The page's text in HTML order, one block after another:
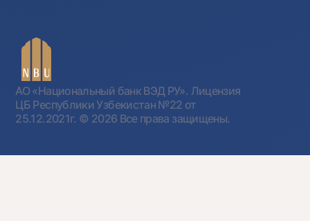
АО «Национальный банк ВЭД РУ». Лицензия
ЦБ Республики Узбекистан №22 от
25.12.2021г. © 2026 Все права защищены.